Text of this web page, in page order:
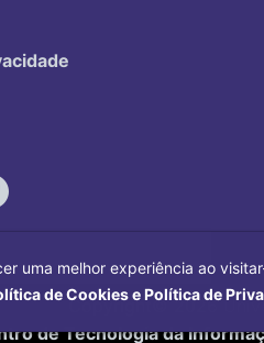
Copyright©2026
de Tecnologia da
uma melhor experiência ao
de Cookies e Política de